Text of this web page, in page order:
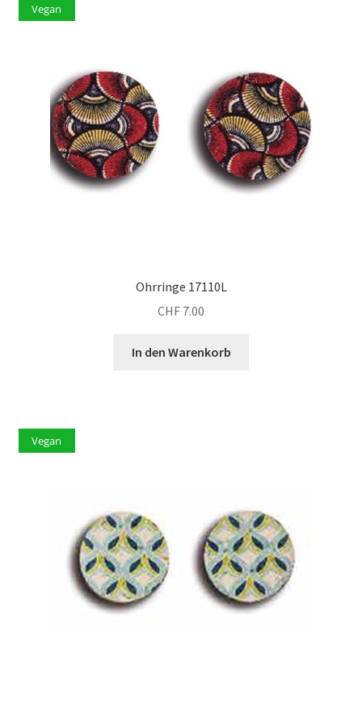
Vegan
Ohrringe 17110L
CHF 7.00
In den Warenkorb
Vegan